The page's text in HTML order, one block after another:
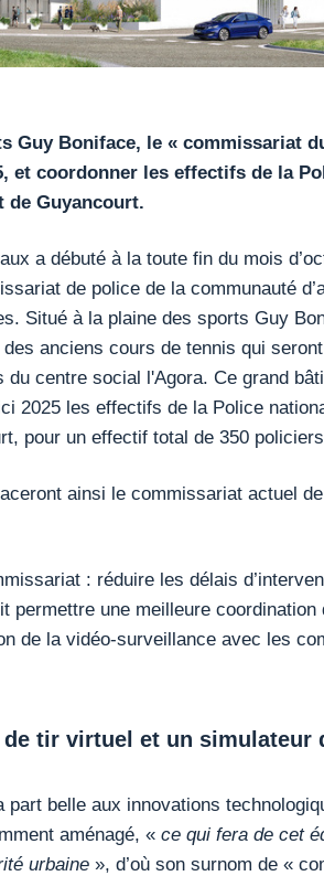
Guy Boniface, le « commissariat
et coordonner les effectifs de la
de Guyancourt.
a débuté à la toute fin du mois
de police de la communauté
Situé à la plaine des sports Guy
anciens cours de tennis qui
centre social l'Agora. Ce grand
2025 les effectifs de la Police
pour un effectif total de 350
ainsi le commissariat actuel
: réduire les délais
permettre une meilleure coordination
de la vidéo-surveillance avec les
de tir virtuel et un simulateur
part belle aux innovations
aménagé, « ce qui fera de cet
urbaine », d’où son surnom de «